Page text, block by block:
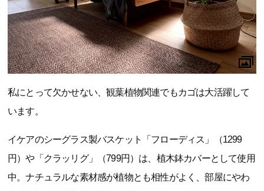
私にとって欠かせない、観葉植物関連でもカゴは大活躍して
います。
イケアのシーグラス製バスケット「フローディス」（1299
円）や「クラッリグ」（799円）は、植木鉢カバーとして使用
中。ナチュラルな素材感が植物とも相性がよく、部屋にやわ